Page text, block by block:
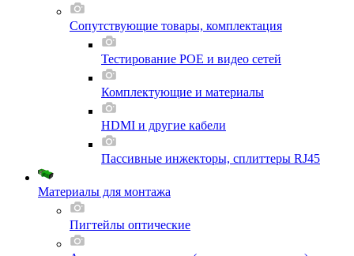
Сопутствующие товары, комплектация
Тестирование POE и видео сетей
Комплектующие и материалы
HDMI и другие кабели
Пассивные инжекторы, сплиттеры RJ45
Материалы для монтажа
Пигтейлы оптические